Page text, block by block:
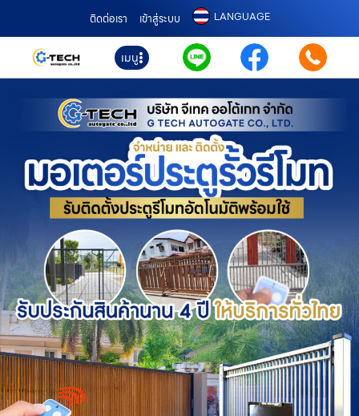
ติดต่อเรา เข้าสู่ระบบ LANGUAGE
เมนู